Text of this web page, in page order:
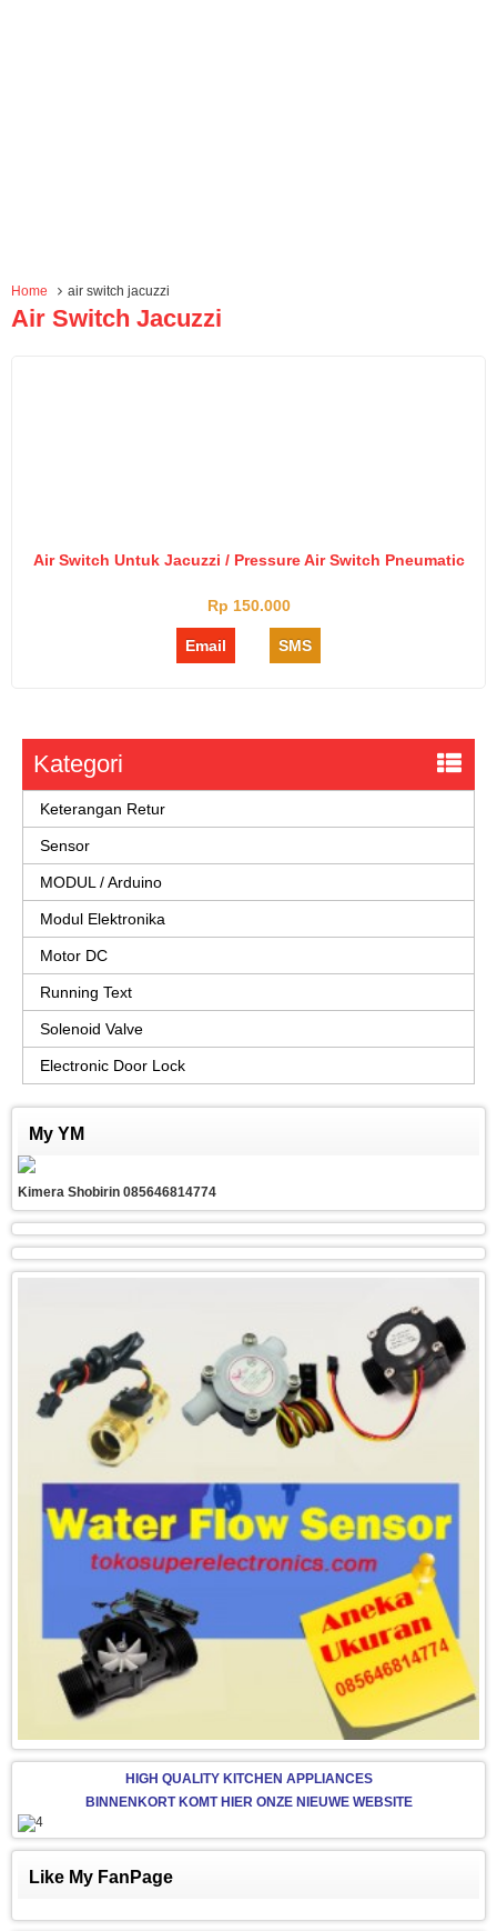
Home air switch jacuzzi
Air Switch Jacuzzi
Air Switch Untuk Jacuzzi / Pressure Air Switch Pneumatic
Rp 150.000
Email SMS
Kategori
Keterangan Retur
Sensor
MODUL / Arduino
Modul Elektronika
Motor DC
Running Text
Solenoid Valve
Electronic Door Lock
My YM
Kimera Shobirin 085646814774
HIGH QUALITY KITCHEN APPLIANCES
BINNENKORT KOMT HIER ONZE NIEUWE WEBSITE
Like My FanPage